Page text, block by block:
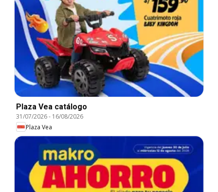
Plaza Vea catálogo
31/07/2026- 16/08/2026
Plaza Vea